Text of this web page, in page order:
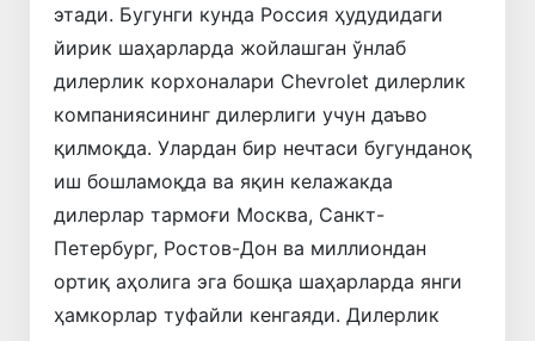
этади. Бугунги кунда Россия ҳудудидаги
йирик шаҳарларда жойлашган ўнлаб
дилерлик корхоналари Chevrolet дилерлик
компаниясининг дилерлиги учун даъво
қилмоқда. Улардан бир нечтаси бугунданоқ
иш бошламоқда ва яқин келажакда
дилерлар тармоғи Москва, Санкт-
Петербург, Ростов-Дон ва миллиондан
ортиқ аҳолига эга бошқа шаҳарларда янги
ҳамкорлар туфайли кенгаяди. Дилерлик